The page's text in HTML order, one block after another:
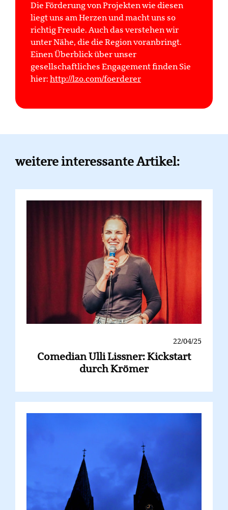
Die Förderung von Projekten wie diesen
liegt uns am Herzen und macht uns so
richtig Freude. Auch das verstehen wir
unter Nähe, die die Region voranbringt.
Einen Überblick über unser
gesellschaftliches Engagement finden Sie
hier: http://lzo.com/foerderer
weitere interessante Artikel:
22/04/25
Comedian Ulli Lissner: Kickstart
durch Krömer